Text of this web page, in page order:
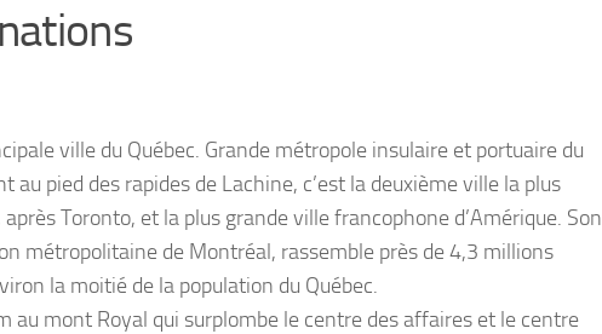
ville du Québec. Grande métropole insulaire et portuaire du
au pied des rapides de Lachine, c’est la deuxième ville la plus
après Toronto, et la plus grande ville francophone d’Amérique. Son
métropolitaine de Montréal, rassemble près de 4,3 millions
la moitié de la population du Québec.
au mont Royal qui surplombe le centre des affaires et le centre